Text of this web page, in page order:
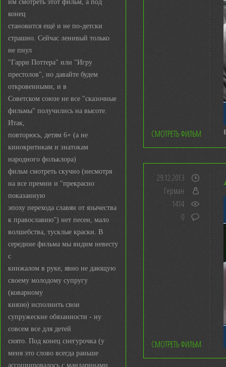
им смотреть этот фильм, а под
конец
становится ещё и не по-детски
страшно. Сейчас ленивый только
не пнул
"Гарри Поттера" или "Игру
престолов", но давайте будем
откровенными, и в
Советском союзе не все "сказочные
фильмы" получились на высоте.
Итак,
повторюсь, детям 6+ (а не
кинокритикам и знатокам
народного фольклора)
фильм смотреть скучно (несмотря
на все премии и "прекрасно
показанную
эпоху перехода славян от язычества
к православию") нет песен, мало
волшебства, тусклые краски. В
середине фильма мы видим невесту
с
кинжалом в руке, явно не дающую
своему молодому супругу
(коварному
князю) исполнить свои
супружеские обязанности - ну
совсем все для детей
снято. Под конец снегурочка (у
меня это слово всегда раньше
ассоциировалось с мандаринами,
СМОТРЕТЬ ФИЛЬМ
29.12.2013
Герман
1414
0
СМОТРЕТЬ ФИЛЬМ